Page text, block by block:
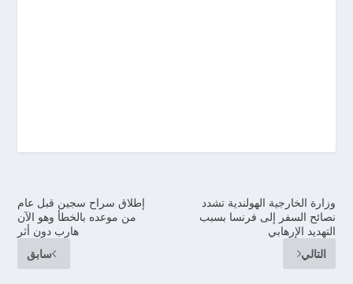
إطلاق سراح سجين قبل عام
من موعده بالخطأ وهو الآن
هارب دون أثر
سابق
وزارة الخارجية الهولندية تشدد
نصائح السفر إلى فرنسا بسبب
التهديد الإرهابي
التالي